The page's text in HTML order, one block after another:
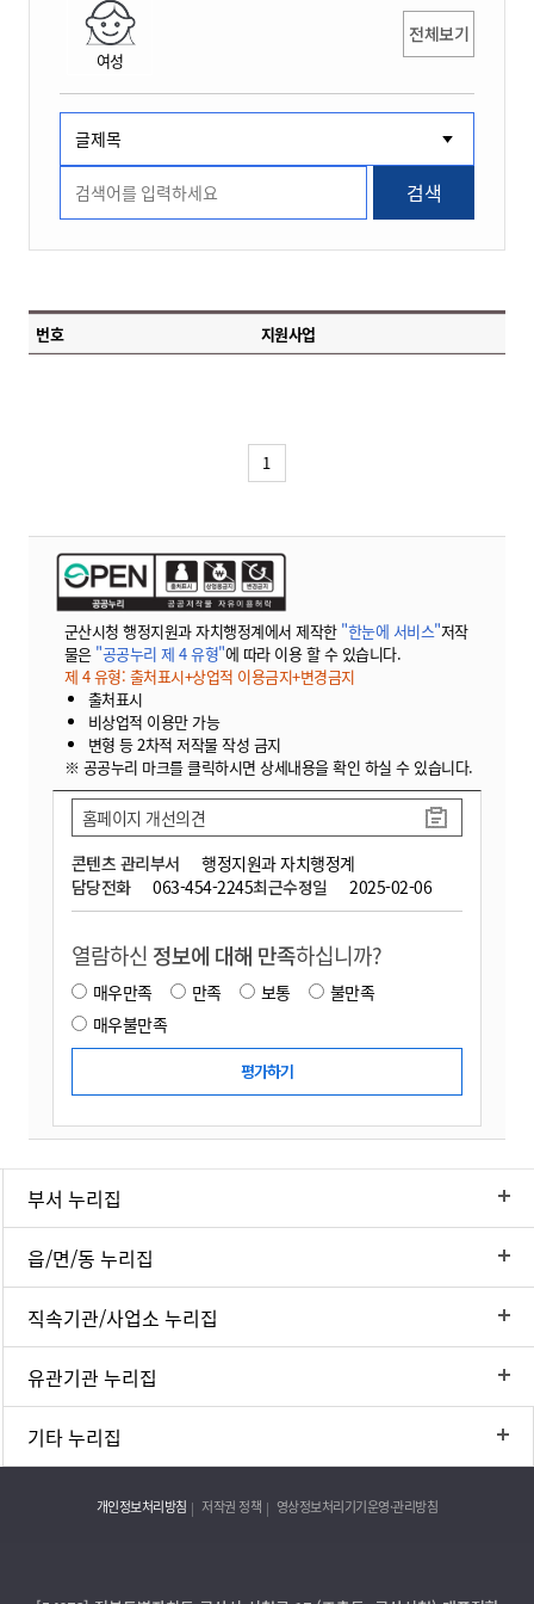
여성
전체보기
검색
번호 지원사업
1
군산시청 행정지원과 자치행정계에서 제작한 "한눈에 서비스"저작
물은 "공공누리 제 4 유형"에 따라 이용 할 수 있습니다.
제 4 유형: 출처표시+상업적 이용금지+변경금지
출처표시
비상업적 이용만 가능
변형 등 2차적 저작물 작성 금지
※ 공공누리 마크를 클릭하시면 상세내용을 확인 하실 수 있습니다.
콘텐츠 관리부서
행정지원과 자치행정계
담당전화
063-454-2245최근수정일 2025-02-06
홈페이지 개선의견
열람하신 정보에 대해 만족하십니까?
매우만족 만족 보통
불만족
매우불만족
부서 누리집
읍/면/동 누리집
직속기관/사업소 누리집
유관기관 누리집
기타 누리집
개인정보처리방침 저작권 정책 영상정보처리기기운영·관리방침